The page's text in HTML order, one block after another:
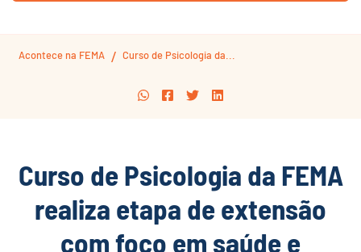
Acontece na FEMA / Curso de Psicologia da...
Curso de Psicologia da FEMA
realiza etapa de extensão
com foco em saúde e